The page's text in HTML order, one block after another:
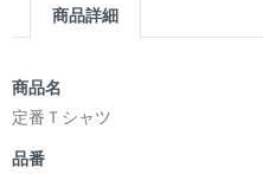
商品詳細
商品名
定番Ｔシャツ
品番